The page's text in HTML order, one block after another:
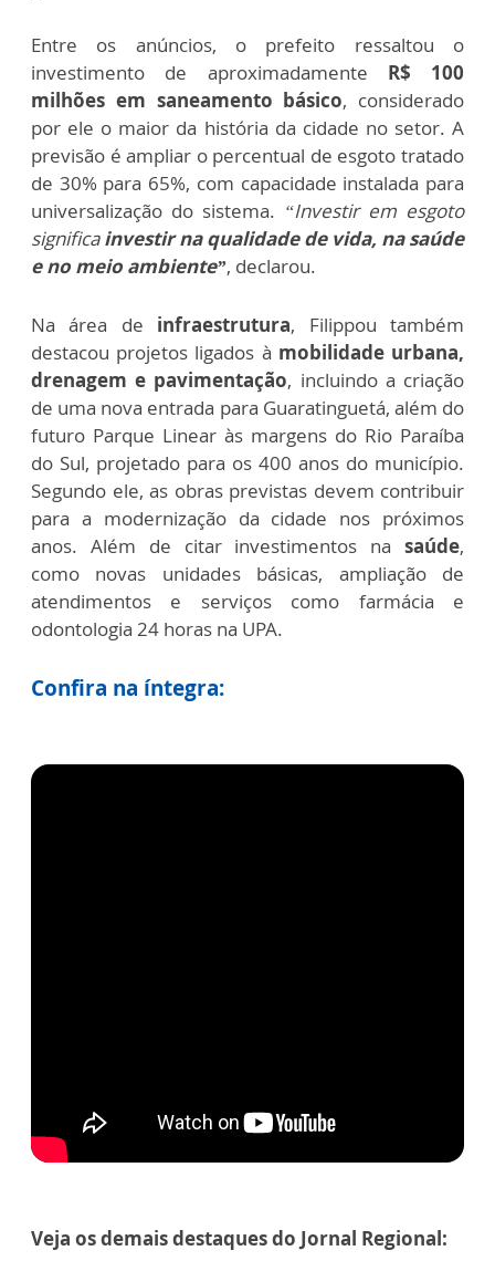
Entre os anúncios, o prefeito ressaltou o
investimento de aproximadamente R$ 100
milhões em saneamento básico, considerado
por ele o maior da história da cidade no setor. A
previsão é ampliar o percentual de esgoto tratado
de 30% para 65%, com capacidade instalada para
universalização do sistema. “Investir em esgoto
significainvestir na qualidade de vida, na saúde
e no meio ambiente”, declarou.
Na área de infraestrutura, Filippou também
destacou projetos ligados à mobilidade urbana,
drenagem e pavimentação, incluindo a criação
de uma nova entrada para Guaratinguetá, além do
futuro Parque Linear às margens do Rio Paraíba
do Sul, projetado para os 400 anos do município.
Segundo ele, as obras previstas devem contribuir
para a modernização da cidade nos próximos
anos. Além de citar investimentos nasaúde,
como novas unidades básicas, ampliação de
atendimentos e serviços como farmácia e
odontologia 24 horas na UPA.
Confira na íntegra:
Veja os demais destaques do Jornal Regional: